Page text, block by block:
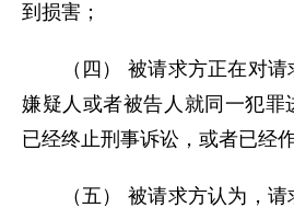
到损害；
（四） 被请求方正在对请
嫌疑人或者被告人就同一犯罪
已经终止刑事诉讼，或者已经
（五） 被请求方认为，请